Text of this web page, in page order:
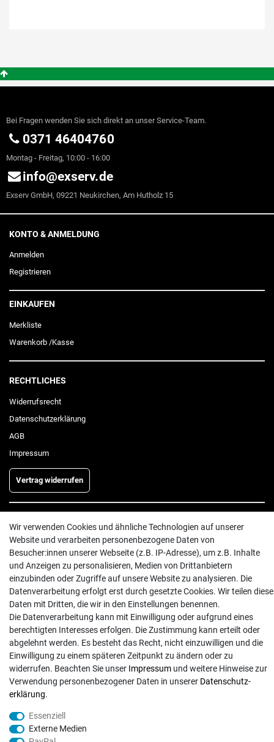
Bei Fragen wenden Sie sich direkt an unser Service-Team.
0371 46404760
Montag - Freitag, 10:00 - 16:00
info@exserv.de
Exserv GmbH, 09221 Neukirchen, Am Hutholz 15
KONTO & ANMELDUNG
Anmelden
Registrieren
EINKAUFEN
Merkliste
Warenkorb /Kasse
RECHTLICHES
Widerrufs­recht
Daten­schutz­erklärung
AGB
Impressum
Vertrag widerrufen
INFORMATIONEN
Batterieentsorgung
Hilfe
Versand
Zahlungsarten
Kontakt
© Copyright 2026 | Alle Rechte vorbehalten. - Exserv | Realisationcolornativ /
Wir verwenden Cookies und ähnliche Technologien auf unserer
Website und verarbeiten personenbezogene Daten von
Besucher:innen unserer Webseite (z.B. IP-Adresse), um z.B. Inhalte
und Anzeigen zu personalisieren, Medien von Drittanbietern
einzubinden oder Zugriffe auf unsere Website zu analysieren. Die
Datenverarbeitung erfolgt erst durch gesetzte Cookies. Wir teilen diese
Daten mit Dritten, die wir in den Einstellungen benennen.
Die Datenverarbeitung kann mit Einwilligung oder aufgrund eines
berechtigten Interesses erfolgen. Die Zustimmung kann erteilt oder
abgelehnt werden. Es besteht das Recht, nicht einzuwilligen und die
Einwilligung zu einem späteren Zeitpunkt zu ändern oder zu
widerrufen. Beachten Sie unser Impressum und weitere Hinweise zur
Verwendung personenbezogener Daten in unserer Daten­schutz­
erklärung.
Essenziell
Externe Medien